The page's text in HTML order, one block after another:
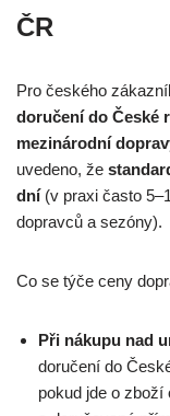
ČR
Pro českého
doručení do České
mezinárodní
uvedeno, že
dní(v praxi často
dopravců a sezóny).
Co se týče ceny
Při nákupu nad
doručení do
pokud jde o zboží